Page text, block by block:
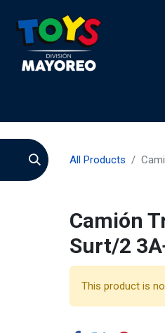
All Products
Camión
Surt/2
This product is